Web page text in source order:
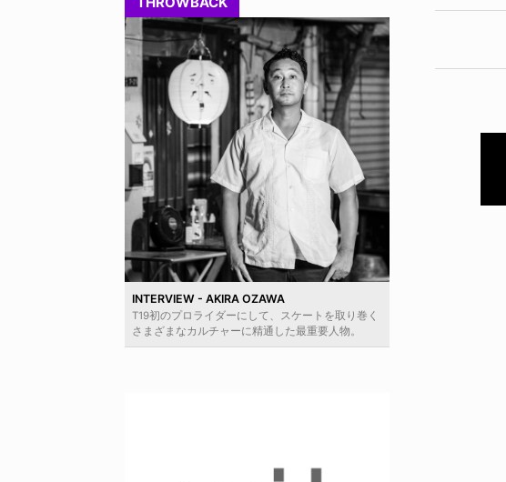
INTERVIEW - AKIRA OZAWA
T19初のプロライダーにして、スケートを取り巻く
さまざまなカルチャーに精通した最重要人物。